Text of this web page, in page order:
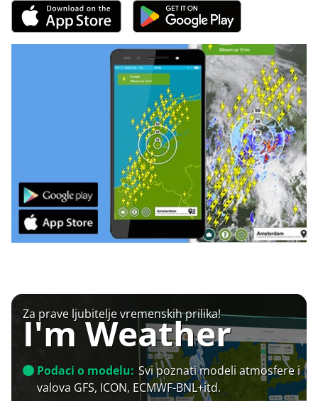
Za prave ljubitelje vremenskih prilika!
I'm Weather
Podaci o modelu: Svi poznati modeli atmosfere i
valova GFS, ICON, ECMWF-BNL+itd.